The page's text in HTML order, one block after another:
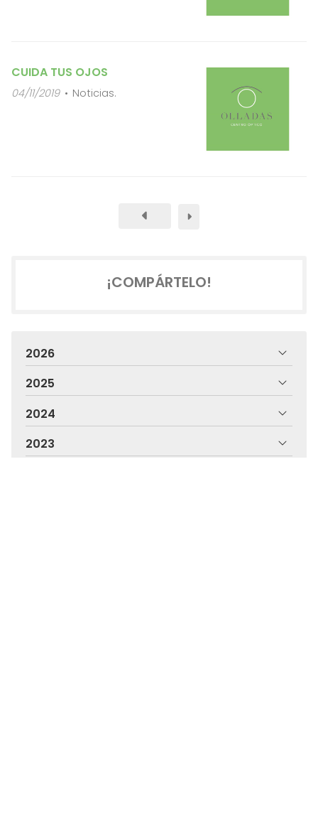
CUIDA TUS OJOS
04/11/2019 Noticias.
¡COMPÁRTELO!
2026
2025
2024
2023